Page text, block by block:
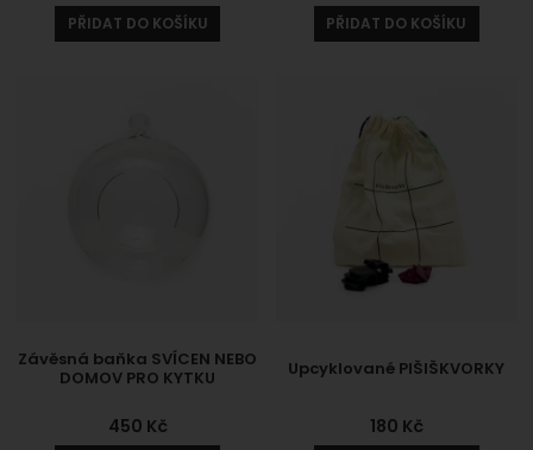
PŘIDAT DO KOŠÍKU PŘIDAT DO KOŠÍKU
Závěsná baňka SVÍCEN NEBO
DOMOV PRO KYTKU
450 Kč
Upcyklované PIŠIŠKVORKY
180 Kč